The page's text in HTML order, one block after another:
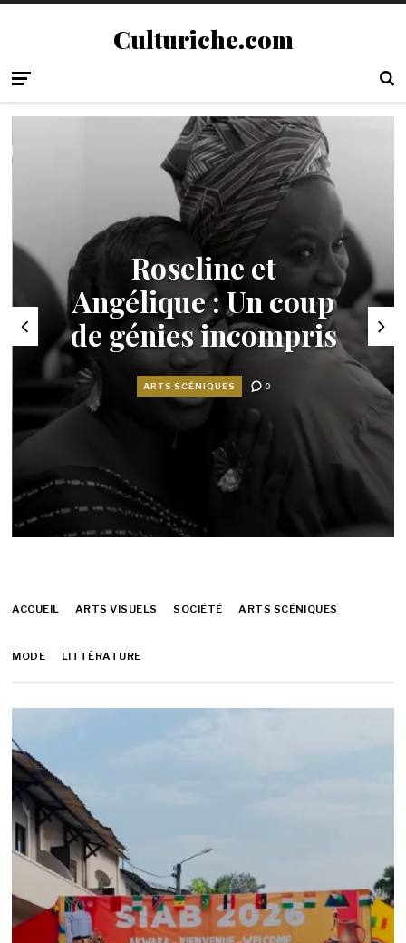
Culturiche.com
Roseline et
Angélique : Un coup
de génies incompris
ARTS SCÉNIQUES 0
ACCUEIL ARTS VISUELS SOCIÉTÉ ARTS SCÉNIQUES
MODE LITTÉRATURE